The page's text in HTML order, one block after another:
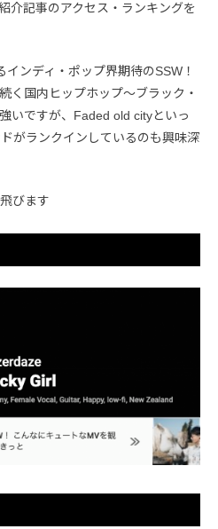
介記事のアクセス・ランキングを
ンディ・ポップ界期待のSSW！
く国内ヒップホップ〜ブラック・
いですが、Faded old cityといっ
がランクインしているのも興味深
びます